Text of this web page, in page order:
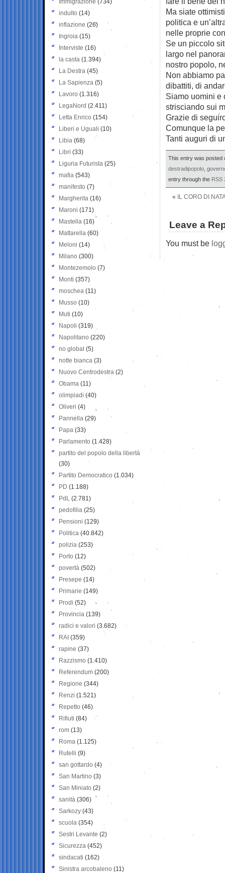
Ma siate
politica e
nelle proprie
Se un piccolo
largo nel
nostro popolo,
Non abbiamo
dibattiti, di
Siamo uomini e
strisciando sui
Grazie di
Comunque la
Tanti auguri di
This entry was posted
destradipopolo,
entry through theRSS
« IL CORO DI
Leave a
You must be
Immigrazione (734)
indulto (14)
inflazione (26)
Ingroia (15)
Interviste (16)
la casta (1.394)
La Destra (45)
La Sapienza (5)
Lavoro (1.316)
LegaNord (2.411)
Letta Enrico (154)
Liberi e Uguali (10)
Libia (68)
Libri (33)
Liguria Futurista (25)
mafia (543)
manifesto (7)
Margherita (16)
Maroni (171)
Mastella (16)
Mattarella (60)
Meloni (14)
Milano (300)
Montezemolo (7)
Monti (357)
moschea (11)
Musso (10)
Muti (10)
Napoli (319)
Napolitano (220)
no global (5)
notte bianca (3)
Nuovo Centrodestra (2)
Obama (11)
olimpiadi (40)
Oliveri (4)
Pannella (29)
Papa (33)
Parlamento (1.428)
partito del popolo della libertà
(30)
Partito Democratico (1.034)
PD (1.188)
PdL (2.781)
pedofilia (25)
Pensioni (129)
Politica (40.842)
polizia (253)
Porto (12)
povertà (502)
Presepe (14)
Primarie (149)
Prodi (52)
Provincia (139)
radici e valori (3.682)
RAI (359)
rapine (37)
Razzismo (1.410)
Referendum (200)
Regione (344)
Renzi (1.521)
Repetto (46)
Rifiuti (84)
rom (13)
Roma (1.125)
Rutelli (9)
san gottardo (4)
San Martino (3)
San Miniato (2)
sanità (306)
Sarkozy (43)
scuola (354)
Sestri Levante (2)
Sicurezza (452)
sindacati (162)
Sinistra arcobaleno (11)